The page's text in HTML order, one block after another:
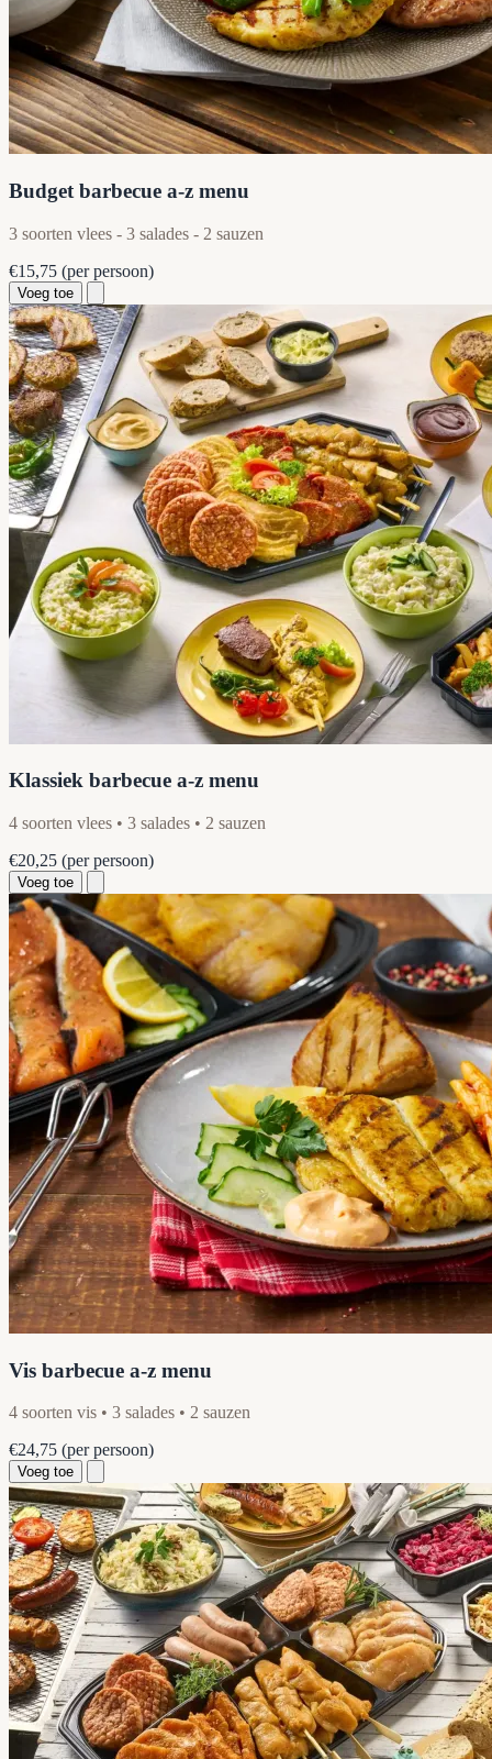
Budget barbecue a-z menu
3 soorten vlees - 3 salades - 2 sauzen
€15,75 (per persoon)
Voeg toe
Klassiek barbecue a-z menu
4 soorten vlees • 3 salades • 2 sauzen
€20,25 (per persoon)
Voeg toe
Vis barbecue a-z menu
4 soorten vis • 3 salades • 2 sauzen
€24,75 (per persoon)
Voeg toe